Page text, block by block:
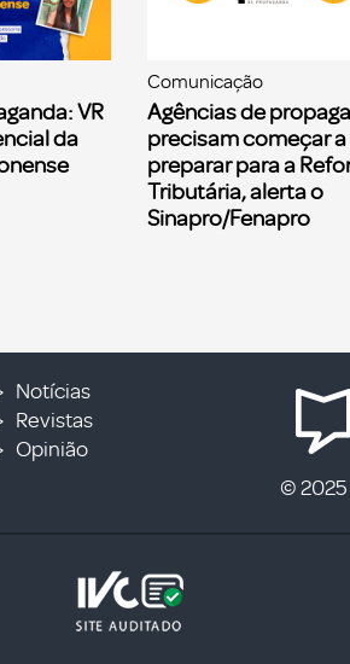
VR
da
Comunicação
Agências de
precisam começar a
preparar para a
Tributária, alerta o
Sinapro/Fenapro
Notícias
Revistas
Opinião
© 2025